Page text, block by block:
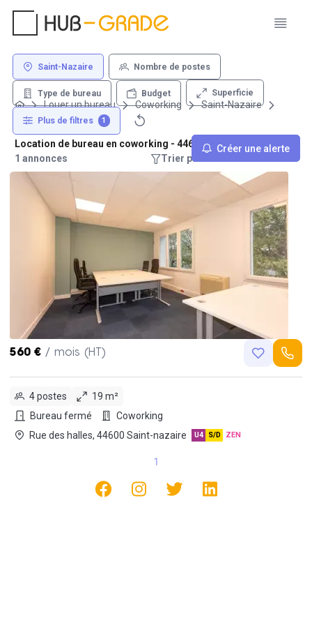
Saint-Nazaire Nombre de postes
Type de bureau Budget Superficie
Plus de filtres 1
Créer une alerte
Louer un bureau Coworking Saint-Nazaire
Location de bureau en coworking - 44600 Saint-Nazaire
1 annonces
Trier par : Recommandations
560 € / mois (HT)
4 postes
19 m²
Bureau fermé
Coworking
Rue des halles, 44600 Saint-nazaire
U4 S/D ZEN
1